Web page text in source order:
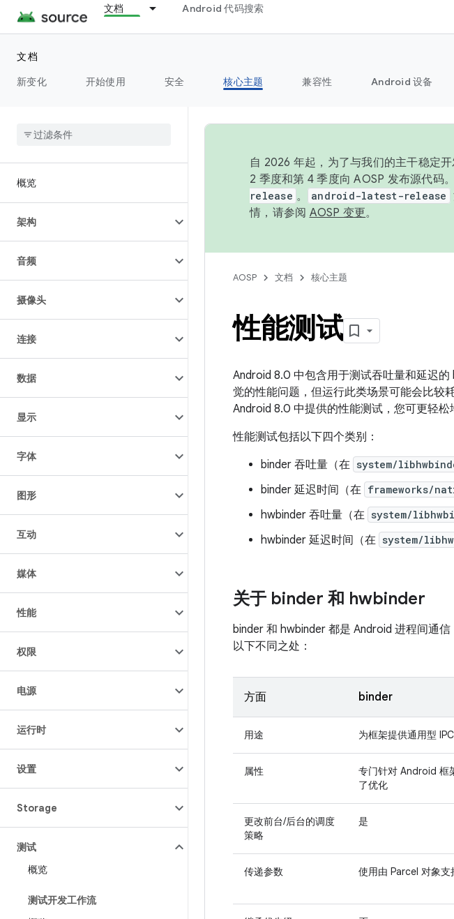
文档 Android 代码搜索
文档
新变化
开始使用 安全 核心主题 兼容性 Android 设备
概览
架构
音频
摄像头
连接
数据
显示
字体
图形
互动
媒体
性能
权限
电源
运行时
设置
Storage
测试
概览
测试开发工作流
自 2026 年起，为了与我们的主干稳定
2 季度和第 4 季度向 AOSP 发布源代码
release 。 android-latest-release
情，请参阅 AOSP 变更。
AOSP 文档 核心主题
性能测试
Android 8.0 中包含用于测试吞吐量和延迟
觉的性能问题，但运行此类场景可能会比较
Android 8.0 中提供的性能测试，您可更轻
性能测试包括以下四个类别：
binder 吞吐量（在 system/
binder 延迟时间（在 frameworks/
hwbinder 吞吐量（在 system/
hwbinder 延迟时间（在 system/
关于 binder 和 hwbinder
binder 和 hwbinder 都是 Android 进程间通
以下不同之处：
方面 binder
用途 为框架提供通用型
属性
专门针对 Android 框
了优化
更改前台/后台的调度
策略
是
传递参数 使用由 Parcel 对象支